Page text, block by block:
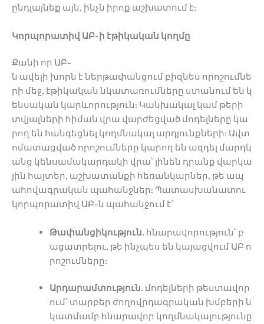
ընդլայնեք այն, ինչն իրոք աշխատում է:
Կորպորատիվ ԱԲ-ի էթիկական կողմը
Քանի որ ԱԲ-
ն ավելի խորն է ներթափանցում բիզնես որոշումնե
րի մեջ, էթիկական նկատառումները ստանում են կ
ենսական կարևորություն: Կանխակալ կամ թերի
տվյալների հիման վրա վարժեցված մոդելները կա
րող են հանգեցնել կողմնակալ արդյունքների: Ավտ
ոմատացված որոշումները կարող են ազդել մարդկ
անց կենսամակարդակի վրա՝ լինեն դրանք վարկա
յին հայտեր, աշխատանքի հեռանկարներ, թե ապ
ահովագրական պահանջներ: Պատասխանատու
կորպորատիվ ԱԲ-ն պահանջում է՝
Թափանցիկություն.հնարավորություն՝ բ
ացատրելու, թե ինչպես են կայացվում ԱԲ ո
րոշումները:
Արդարամտություն.մոդելների թեստավոր
ում՝ տարբեր ժողովրդագրական խմբերի ն
կատմամբ հնարավոր կողմնակալությունը